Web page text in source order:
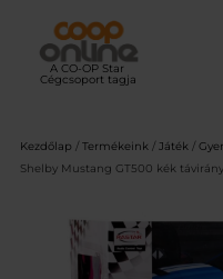
tartalomhoz
Kezdőlap / Termékeink / Játék /
Shelby Mustang GT500 kék